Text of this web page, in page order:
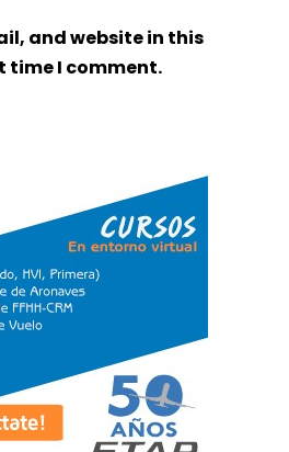
and website in this
time I comment.